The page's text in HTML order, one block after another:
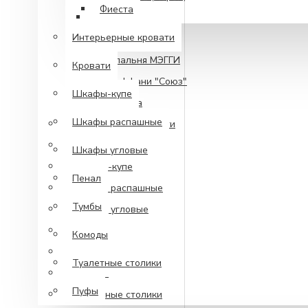
Фиеста
Интерьерные кровати
Кровати
Шкафы-купе
Шкафы распашные
Шкафы угловые
Пенал
Тумбы
Комоды
Туалетные столики
Пуфы
Мори
Сакура
Спальня МЭГГИ
Тиффани "Союз"
Фиеста
Интерьерные кровати
Кровати
Шкафы-купе
Шкафы распашные
Шкафы угловые
Пенал
Туалетные столики